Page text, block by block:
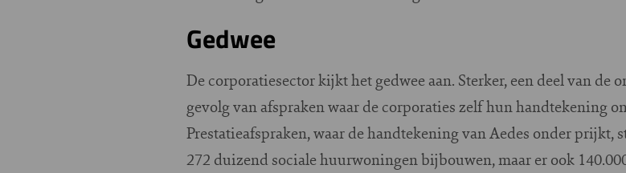
Gedwee
De corporatiesector kijkt het gedwee aan. Sterker, een deel van
gevolg van afspraken waar de corporaties zelf hun handtekening
Prestatieafspraken, waar de handtekening van Aedes onder prijkt,
272 duizend sociale huurwoningen bijbouwen, maar er ook